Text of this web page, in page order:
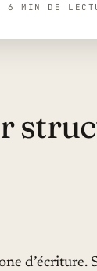
6 MIN DE
d’écriture.